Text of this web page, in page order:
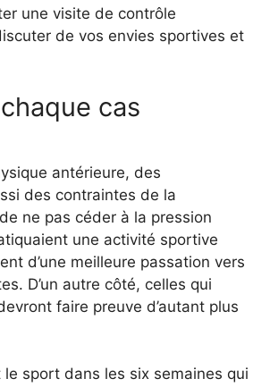
une visite de contrôle
de vos envies sportives et
cas
antérieure, des
des contraintes de la
ne pas céder à la pression
une activité sportive
d’une meilleure passation vers
D’un autre côté, celles qui
faire preuve d’autant plus
sport dans les six semaines qui